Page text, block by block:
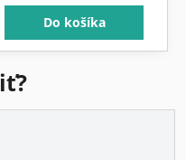
Do košíka